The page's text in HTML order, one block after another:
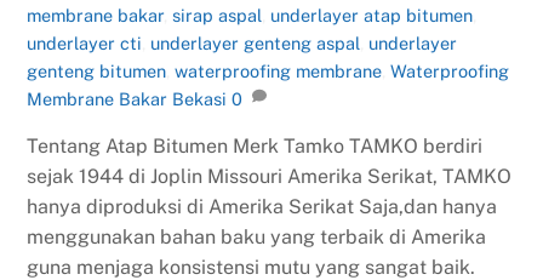
membrane bakar,sirap aspal underlayer atap bitumen
underlayer cti underlayer genteng aspal underlayer
genteng bitumen ,waterproofing membrane ,Waterproofing
Membrane Bakar Bekasi 0
Tentang Atap Bitumen Merk Tamko TAMKO berdiri
sejak 1944 di Joplin Missouri Amerika Serikat, TAMKO
hanya diproduksi di Amerika Serikat Saja,dan hanya
menggunakan bahan baku yang terbaik di Amerika
guna menjaga konsistensi mutu yang sangat baik.